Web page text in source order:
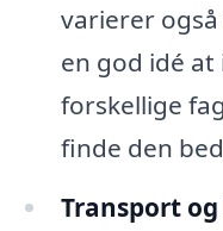
varierer
en god idé
forskellige
finde den
Transport